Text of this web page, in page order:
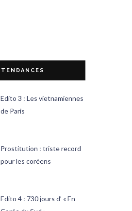
TENDANCES
Edito 3 : Les vietnamiennes
de Paris
Prostitution : triste record
pour les coréens
Edito 4 : 730 jours d’ « En